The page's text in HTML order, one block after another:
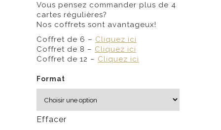
:
3
,
5
0
$
6
Vous pensez commander plus de 4
cartes régulières?
Nos coffrets sont avantageux!
Coffret de 6 – Cliquez ici
Coffret de 8 – Cliquez ici
Coffret de 12 – Cliquez ici
Format
Effacer